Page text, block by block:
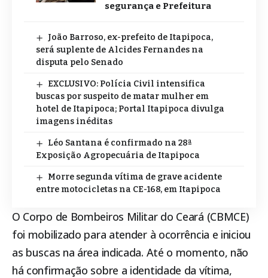
segurança e Prefeitura
João Barroso, ex-prefeito de Itapipoca,
será suplente de Alcides Fernandes na
disputa pelo Senado
EXCLUSIVO: Polícia Civil intensifica
buscas por suspeito de matar mulher em
hotel de Itapipoca; Portal Itapipoca divulga
imagens inéditas
Léo Santana é confirmado na 28ª
Exposição Agropecuária de Itapipoca
Morre segunda vítima de grave acidente
entre motocicletas na CE-168, em Itapipoca
O Corpo de Bombeiros Militar do Ceará (CBMCE)
foi mobilizado para atender à ocorrência e iniciou
as buscas na área indicada. Até o momento, não
há confirmação sobre a identidade da vítima,